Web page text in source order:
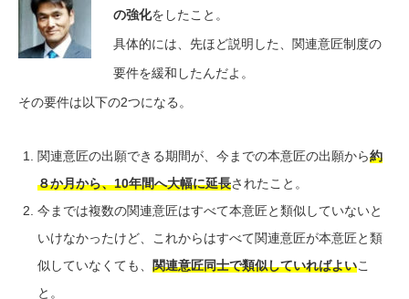
の強化をしたこと。
具体的には、先ほど説明した、関連意匠制度の
要件を緩和したんだよ。
その要件は以下の2つになる。
関連意匠の出願できる期間が、今までの本意匠の出願から約
８か月から、10年間へ大幅に延長されたこと。
今までは複数の関連意匠はすべて本意匠と類似していないと
いけなかったけど、これからはすべて関連意匠が本意匠と類
似していなくても、 関連意匠同士で類似していればよいこ
と。